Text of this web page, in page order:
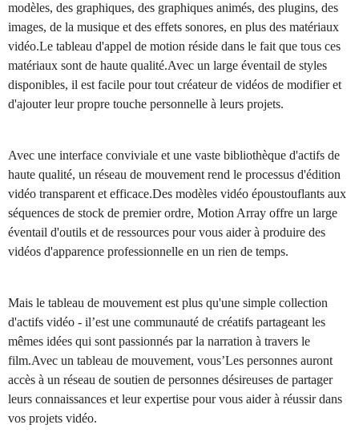
modèles, des graphiques, des graphiques animés, des plugins, des
images, de la musique et des effets sonores, en plus des matériaux
vidéo.Le tableau d'appel de motion réside dans le fait que tous ces
matériaux sont de haute qualité.Avec un large éventail de styles
disponibles, il est facile pour tout créateur de vidéos de modifier et
d'ajouter leur propre touche personnelle à leurs projets.
Avec une interface conviviale et une vaste bibliothèque d'actifs de
haute qualité, un réseau de mouvement rend le processus d'édition
vidéo transparent et efficace.Des modèles vidéo époustouflants aux
séquences de stock de premier ordre, Motion Array offre un large
éventail d'outils et de ressources pour vous aider à produire des
vidéos d'apparence professionnelle en un rien de temps.
Mais le tableau de mouvement est plus qu'une simple collection
d'actifs vidéo - il’est une communauté de créatifs partageant les
mêmes idées qui sont passionnés par la narration à travers le
film.Avec un tableau de mouvement, vous’Les personnes auront
accès à un réseau de soutien de personnes désireuses de partager
leurs connaissances et leur expertise pour vous aider à réussir dans
vos projets vidéo.